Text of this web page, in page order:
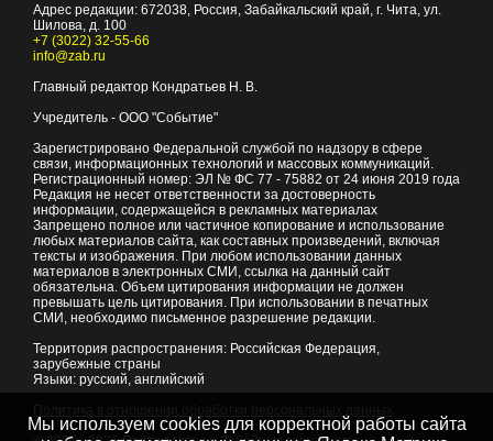
Адрес редакции: 672038, Россия, Забайкальский край, г. Чита, ул.
Шилова, д. 100
+7 (3022) 32-55-66
info@zab.ru
Главный редактор Кондратьев Н. В.
Учредитель - ООО "Событие"
Зарегистрировано Федеральной службой по надзору в сфере
связи, информационных технологий и массовых коммуникаций.
Регистрационный номер: ЭЛ № ФС 77 - 75882 от 24 июня 2019 года
Редакция не несет ответственности за достоверность
информации, содержащейся в рекламных материалах
Запрещено полное или частичное копирование и использование
любых материалов сайта, как составных произведений, включая
тексты и изображения. При любом использовании данных
материалов в электронных СМИ, ссылка на данный сайт
обязательна. Объем цитирования информации не должен
превышать цель цитирования. При использовании в печатных
СМИ, необходимо письменное разрешение редакции.
Территория распространения: Российская Федерация,
зарубежные страны
Языки: русский, английский
Мы используем cookies для корректной работы сайта